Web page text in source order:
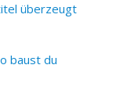
überzeugt
baust du